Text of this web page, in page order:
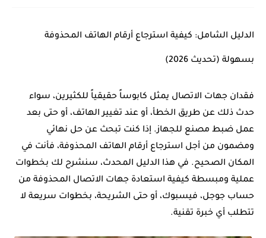
الدليل الشامل: كيفية استرجاع أرقام الهاتف المحذوفة
بسهولة (تحديث 2026)
فقدان جهات الاتصال يمثل كابوساً حقيقياً للكثيرين، سواء
حدث ذلك عن طريق الخطأ، أو عند تغيير الهاتف، أو حتى بعد
عمل ضبط مصنع للجهاز. إذا كنت تبحث عن حل نهائي
ومضمون من أجل استرجاع أرقام الهاتف المحذوفة، فأنت في
المكان الصحيح. في هذا الدليل المحدث، سنشرح لك بخطوات
عملية ومبسطة كيفية استعادة جهات الاتصال المحذوفة من
حساب جوجل، فيسبوك، أو حتى الشريحة، بخطوات سريعة لا
تتطلب أي خبرة تقنية.